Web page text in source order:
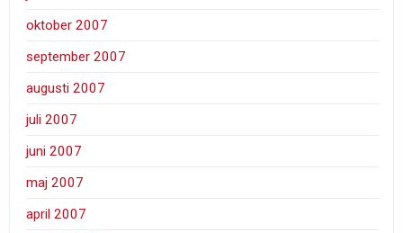
oktober 2007
september 2007
augusti 2007
juli 2007
juni 2007
maj 2007
april 2007